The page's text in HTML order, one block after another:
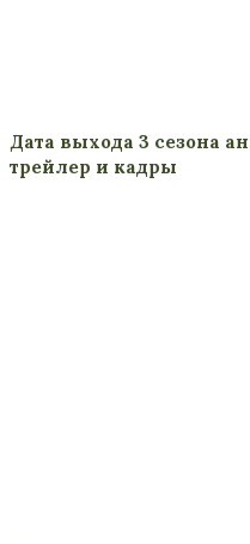
Дата выхода 3 сезона
трейлер и кадры